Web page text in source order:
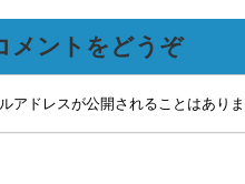
メントをどうぞ
アドレスが公開されることはありま